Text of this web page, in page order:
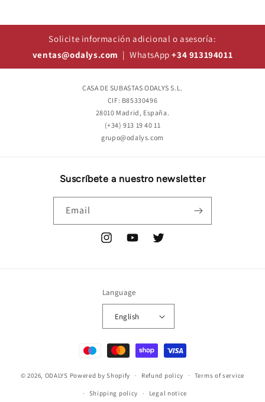
Solicite información adicional o asesoría:
ventas@odalys.com | WhatsApp+34 913194011
CASA DE SUBASTAS ODALYS S.L.
CIF: B85330496
28010 Madrid, España.
(+34) 913 19 40 11
grupo@odalys.com
Suscríbete a nuestro newsletter
Email
InstagramYouTubeTwitter
Language
English
Payment
methods
© 2026, ODALYS Powered by Shopify Refund policy Terms of service
Shipping policy Legal notice